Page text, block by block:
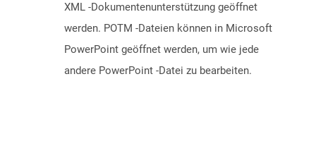
XML -Dokumentenunterstützung geöffnet
werden. POTM -Dateien können in Microsoft
PowerPoint geöffnet werden, um wie jede
andere PowerPoint -Datei zu bearbeiten.